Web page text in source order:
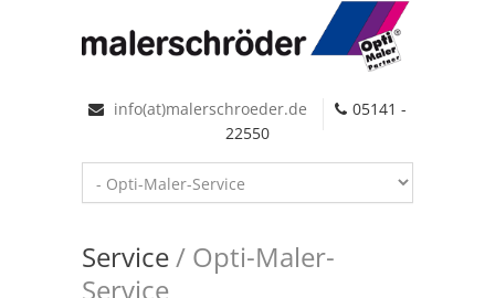
info(at)malerschroeder.de
05141 -
22550
Service/ Opti-Maler-
Service